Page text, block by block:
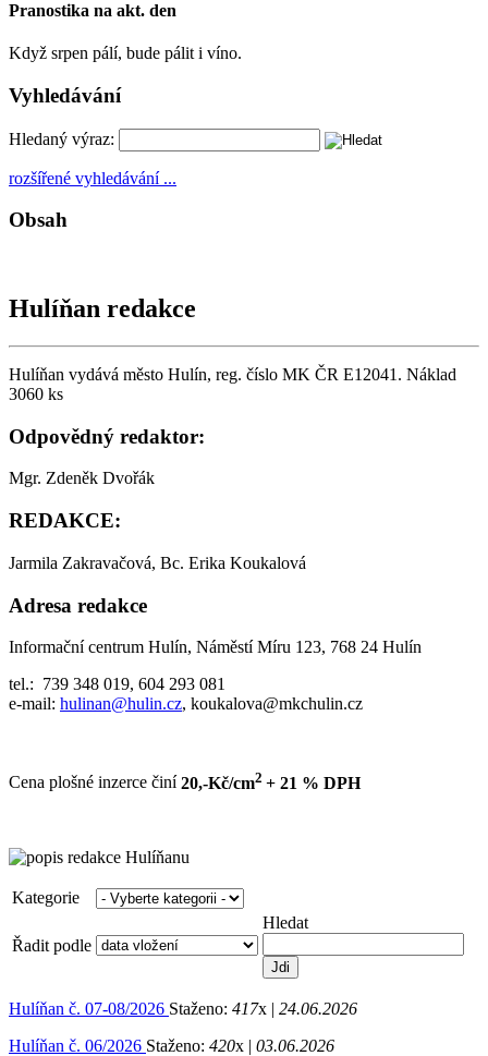
Pranostika na akt. den
Když srpen pálí, bude pálit i víno.
Vyhledávání
Hledaný výraz:
rozšířené vyhledávání ...
Obsah
Hulíňan redakce
Hulíňan vydává město Hulín, reg. číslo MK ČR E12041. Náklad
3060 ks
Odpovědný redaktor:
Mgr. Zdeněk Dvořák
REDAKCE:
Jarmila Zakravačová, Bc. Erika Koukalová
Adresa redakce
Informační centrum Hulín, Náměstí Míru 123, 768 24 Hulín
tel.: 739 348 019, 604 293 081
e-mail: hulinan@hulin.cz, koukalova@mkchulin.cz
Cena plošné inzerce činí 20,-Kč/cm2 + 21 % DPH
Kategorie
Řadit podle
Hledat
Hulíňan č. 07-08/2026 Staženo: 417x | 24.06.2026
Hulíňan č. 06/2026 Staženo: 420x | 03.06.2026